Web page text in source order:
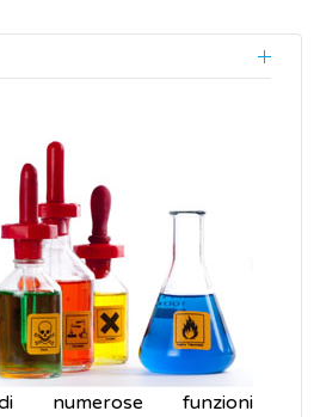
numerose funzioni